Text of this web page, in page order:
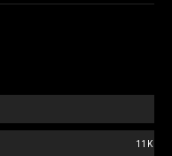
11K